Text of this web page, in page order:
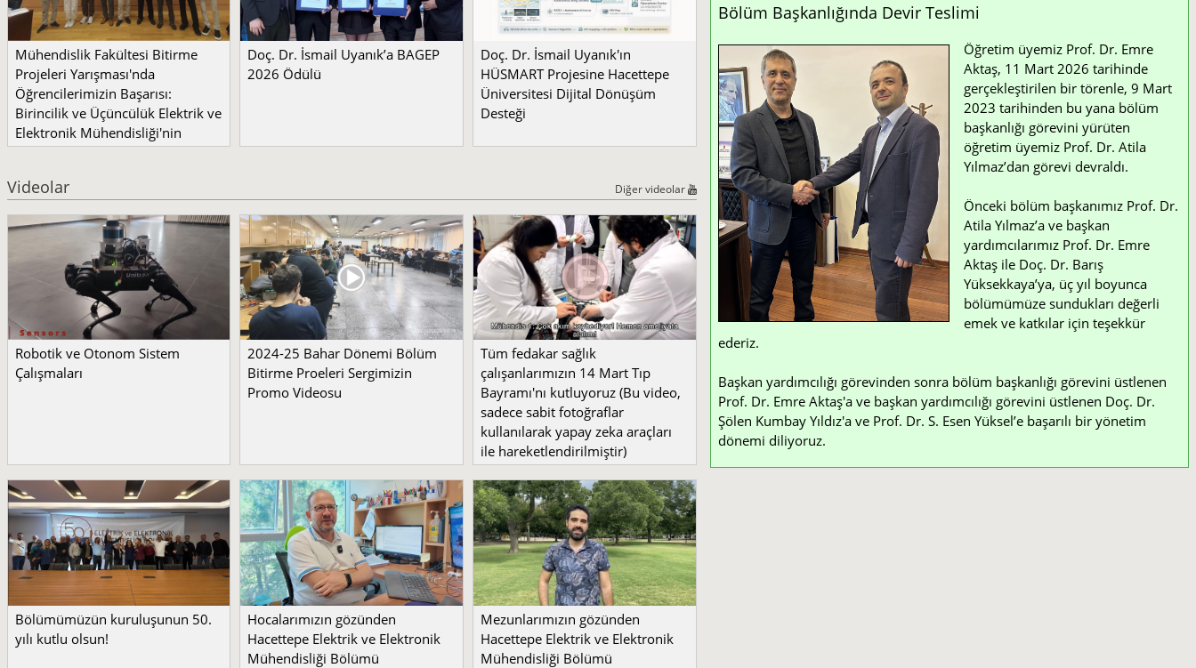
Mühendislik Fakültesi Bitirme
Projeleri Yarışması'nda
Öğrencilerimizin Başarısı:
Birincilik ve Üçüncülük Elektrik ve
Elektronik Mühendisliği'nin
Doç. Dr. İsmail Uyanık’a BAGEP
2026 Ödülü
Doç. Dr. İsmail Uyanık'ın
HÜSMART Projesine Hacettepe
Üniversitesi Dijital Dönüşüm
Desteği
Videolar Diğer videolar
Robotik ve Otonom Sistem
Çalışmaları
2024-25 Bahar Dönemi Bölüm
Bitirme Proeleri Sergimizin
Promo Videosu
Tüm fedakar sağlık
çalışanlarımızın 14 Mart Tıp
Bayramı'nı kutluyoruz (Bu video,
sadece sabit fotoğraflar
kullanılarak yapay zeka araçları
ile hareketlendirilmiştir)
Bölümümüzün kuruluşunun 50.
yılı kutlu olsun!
Hocalarımızın gözünden
Hacettepe Elektrik ve Elektronik
Mühendisliği Bölümü
Mezunlarımızın gözünden
Hacettepe Elektrik ve Elektronik
Mühendisliği Bölümü
Bölüm Başkanlığında Devir Teslimi
Öğretim üyemiz Prof. Dr. Emre
Aktaş, 11 Mart 2026 tarihinde
gerçekleştirilen bir törenle, 9 Mart
2023 tarihinden bu yana bölüm
başkanlığı görevini yürüten
öğretim üyemiz Prof. Dr. Atila
Yılmaz’dan görevi devraldı.
Önceki bölüm başkanımız Prof. Dr.
Atila Yılmaz’a ve başkan
yardımcılarımız Prof. Dr. Emre
Aktaş ile Doç. Dr. Barış
Yüksekkaya’ya, üç yıl boyunca
bölümümüze sundukları değerli
emek ve katkılar için teşekkür
ederiz.
Başkan yardımcılığı görevinden sonra bölüm başkanlığı görevini üstlenen
Prof. Dr. Emre Aktaş'a ve başkan yardımcılığı görevini üstlenen Doç. Dr.
Şölen Kumbay Yıldız'a ve Prof. Dr. S. Esen Yüksel’e başarılı bir yönetim
dönemi diliyoruz.